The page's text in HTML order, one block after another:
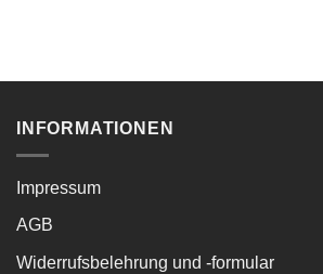
INFORMATIONEN
Impressum
AGB
Widerrufsbelehrung und -formular